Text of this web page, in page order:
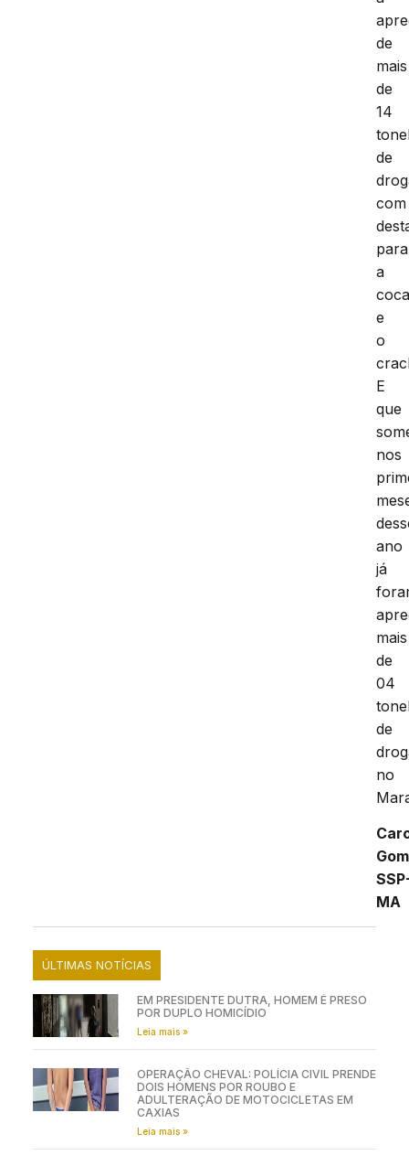
de
mais
de
14
de
com
para
a
e
o
E
que
nos
ano
já
mais
de
04
de
no
MA
ÚLTIMAS NOTÍCIAS
EM PRESIDENTE DUTRA, HOMEM É PRESO
POR DUPLO HOMICÍDIO
Leia mais »
OPERAÇÃO CHEVAL: POLÍCIA CIVIL PRENDE
DOIS HOMENS POR ROUBO E
ADULTERAÇÃO DE MOTOCICLETAS EM
CAXIAS
Leia mais »